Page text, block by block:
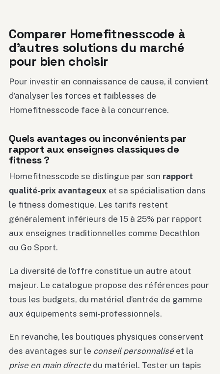
Comparer Homefitnesscode à
d’autres solutions du marché
pour bien choisir
Pour investir en connaissance de cause, il convient
d’analyser les forces et faiblesses de
Homefitnesscode face à la concurrence.
Quels avantages ou inconvénients par
rapport aux enseignes classiques de
fitness ?
Homefitnesscode se distingue par son rapport
qualité-prix avantageux et sa spécialisation dans
le fitness domestique. Les tarifs restent
généralement inférieurs de 15 à 25% par rapport
aux enseignes traditionnelles comme Decathlon
ou Go Sport.
La diversité de l’offre constitue un autre atout
majeur. Le catalogue propose des références pour
tous les budgets, du matériel d’entrée de gamme
aux équipements semi-professionnels.
En revanche, les boutiques physiques conservent
des avantages sur le conseil personnaliséet la
prise en main directe du matériel. Tester un tapis